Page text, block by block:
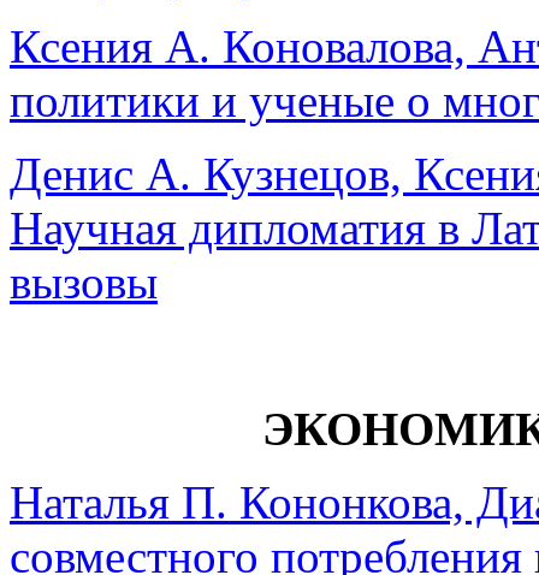
Ксения А. Коновалова,
политики и ученые о
Денис А. Кузнецов,
Научная дипломатия в
вызовы
Наталья П. Кононкова,
совместного